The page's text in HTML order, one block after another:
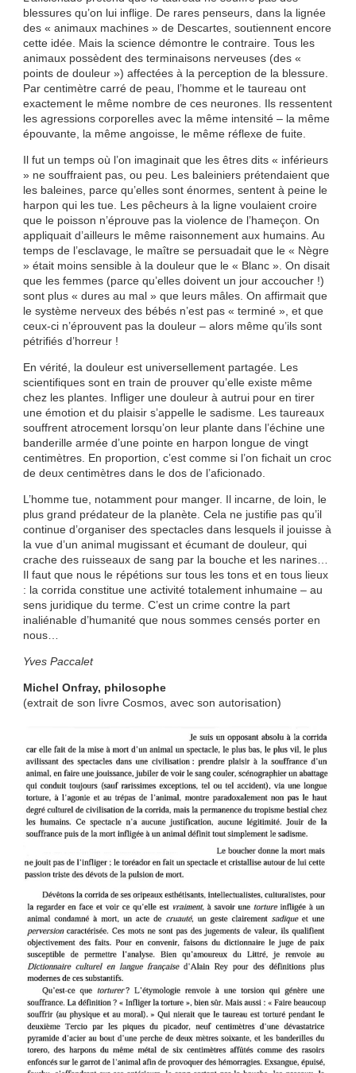
blessures qu’on lui inflige. De rares penseurs, dans la lignée
des « animaux machines » de Descartes, soutiennent encore
cette idée. Mais la science démontre le contraire. Tous les
animaux possèdent des terminaisons nerveuses (des «
points de douleur ») affectées à la perception de la blessure.
Par centimètre carré de peau, l’homme et le taureau ont
exactement le même nombre de ces neurones. Ils ressentent
les agressions corporelles avec la même intensité – la même
épouvante, la même angoisse, le même réflexe de fuite.
Il fut un temps où l’on imaginait que les êtres dits « inférieurs
» ne souffraient pas, ou peu. Les baleiniers prétendaient que
les baleines, parce qu’elles sont énormes, sentent à peine le
harpon qui les tue. Les pêcheurs à la ligne voulaient croire
que le poisson n’éprouve pas la violence de l’hameçon. On
appliquait d’ailleurs le même raisonnement aux humains. Au
temps de l’esclavage, le maître se persuadait que le « Nègre
» était moins sensible à la douleur que le « Blanc ». On disait
que les femmes (parce qu’elles doivent un jour accoucher !)
sont plus « dures au mal » que leurs mâles. On affirmait que
le système nerveux des bébés n’est pas « terminé », et que
ceux-ci n’éprouvent pas la douleur – alors même qu’ils sont
pétrifiés d’horreur !
En vérité, la douleur est universellement partagée. Les
scientifiques sont en train de prouver qu’elle existe même
chez les plantes. Infliger une douleur à autrui pour en tirer
une émotion et du plaisir s’appelle le sadisme. Les taureaux
souffrent atrocement lorsqu’on leur plante dans l’échine une
banderille armée d’une pointe en harpon longue de vingt
centimètres. En proportion, c’est comme si l’on fichait un croc
de deux centimètres dans le dos de l’aficionado.
L’homme tue, notamment pour manger. Il incarne, de loin, le
plus grand prédateur de la planète. Cela ne justifie pas qu’il
continue d’organiser des spectacles dans lesquels il jouisse à
la vue d’un animal mugissant et écumant de douleur, qui
crache des ruisseaux de sang par la bouche et les narines…
Il faut que nous le répétions sur tous les tons et en tous lieux
: la corrida constitue une activité totalement inhumaine – au
sens juridique du terme. C’est un crime contre la part
inaliénable d’humanité que nous sommes censés porter en
nous…
Yves Paccalet
Michel Onfray, philosophe
(extrait de son livre Cosmos, avec son autorisation)